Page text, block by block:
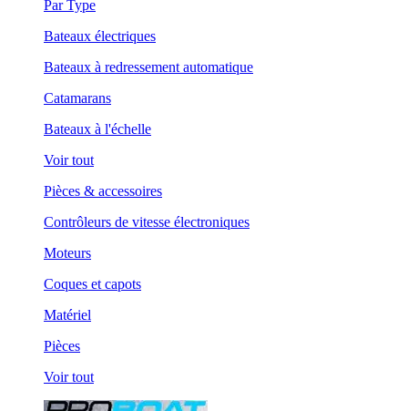
Par Type
Bateaux électriques
Bateaux à redressement automatique
Catamarans
Bateaux à l'échelle
Voir tout
Pièces & accessoires
Contrôleurs de vitesse électroniques
Moteurs
Coques et capots
Matériel
Pièces
Voir tout